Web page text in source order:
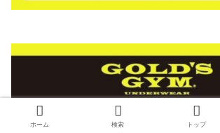
ホーム 検索 トップ